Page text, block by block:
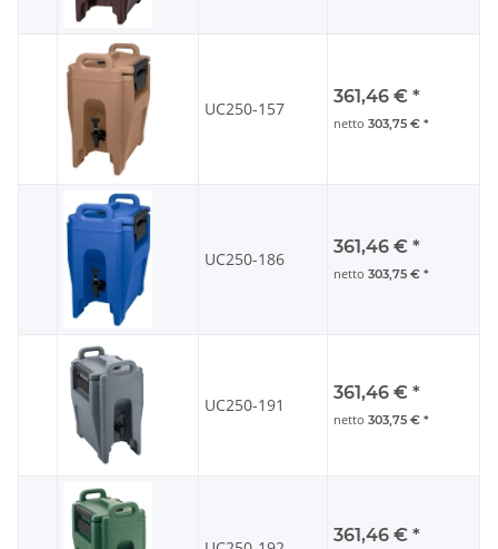
UC250-157
361,46 € *
netto 303,75 € *
UC250-186
361,46 € *
netto 303,75 € *
UC250-191
361,46 € *
netto 303,75 € *
361,46 € *